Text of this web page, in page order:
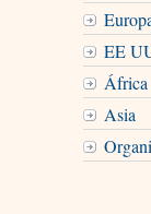
EE
África
Asia